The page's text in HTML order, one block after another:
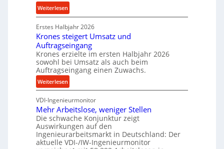
c
k
p
r
o
z
e
s
s
i
n
e
t
r
i
e
u
n
d
H
y
d
r
Weiterlesen:
P
r
ä
z
i
s
e
u
n
d
l
a
n
g
Erstes Halbjahr 2026
Krones steigert Umsatz und
Auftragseingang
Krones erzielte im ersten Halbjahr 2026
sowohl bei Umsatz als auch beim
Auftragseingang einen Zuwachs.
Weiterlesen:
K
r
o
n
e
s
VDI-Ingenieurmonitor
Mehr Arbeitslose, weniger Stellen
Die schwache Konjunktur zeigt
Auswirkungen auf den
Ingenieurarbeitsmarkt in Deutschland: Der
aktuelle VDI-/IW-Ingenieurmonitor